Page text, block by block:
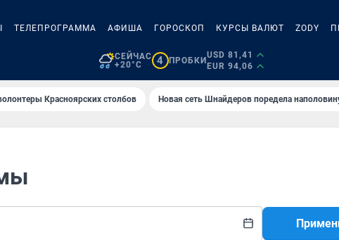
ТЕЛЕПРОГРАММА АФИША ГОРОСКОП КУРСЫ ВАЛЮТ ZODY
СЕЙЧАС
+20°C
4 ПРОБКИ
USD 81,41
EUR 94,06
Красноярских столбов Новая сеть Шнайдеров поредела